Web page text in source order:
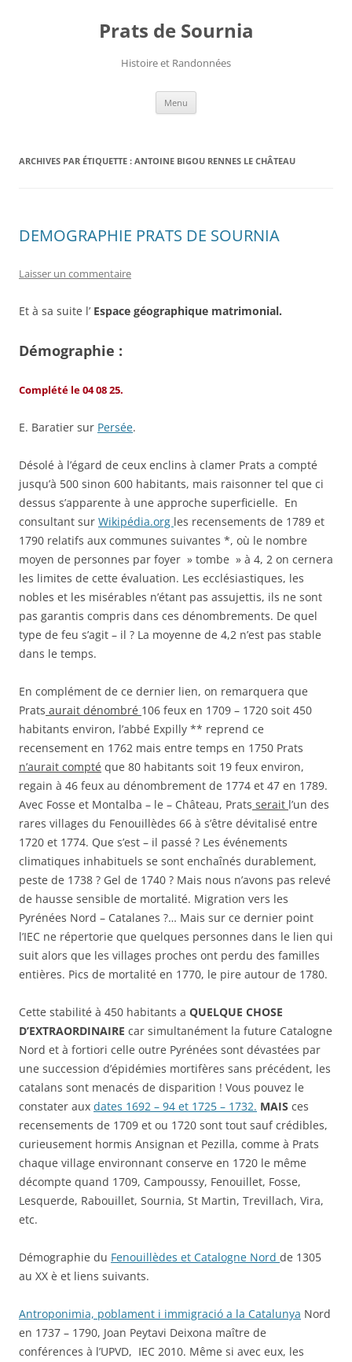
Prats de Sournia
Histoire et Randonnées
Menu
ARCHIVES PAR ÉTIQUETTE : ANTOINE BIGOU RENNES LE CHÂTEAU
DEMOGRAPHIE PRATS DE SOURNIA
Laisser un commentaire
Et à sa suite l’ Espace géographique matrimonial.
Démographie :
Complété le 04 08 25.
E. Baratier sur Persée.
Désolé à l’égard de ceux enclins à clamer Prats a compté
jusqu’à 500 sinon 600 habitants, mais raisonner tel que ci
dessus s’apparente à une approche superficielle. En
consultant sur Wikipédia.org les recensements de 1789 et
1790 relatifs aux communes suivantes *, où le nombre
moyen de personnes par foyer » tombe » à 4, 2 on cernera
les limites de cette évaluation. Les ecclésiastiques, les
nobles et les misérables n’étant pas assujettis, ils ne sont
pas garantis compris dans ces dénombrements. De quel
type de feu s’agit – il ? La moyenne de 4,2 n’est pas stable
dans le temps.
En complément de ce dernier lien, on remarquera que
Prats aurait dénombré 106 feux en 1709 – 1720 soit 450
habitants environ, l’abbé Expilly ** reprend ce
recensement en 1762 mais entre temps en 1750 Prats
n’aurait compté que 80 habitants soit 19 feux environ,
regain à 46 feux au dénombrement de 1774 et 47 en 1789.
Avec Fosse et Montalba – le – Château, Prats serait l’un des
rares villages du Fenouillèdes 66 à s’être dévitalisé entre
1720 et 1774. Que s’est – il passé ? Les événements
climatiques inhabituels se sont enchaînés durablement,
peste de 1738 ? Gel de 1740 ? Mais nous n’avons pas relevé
de hausse sensible de mortalité. Migration vers les
Pyrénées Nord – Catalanes ?… Mais sur ce dernier point
l’IEC ne répertorie que quelques personnes dans le lien qui
suit alors que les villages proches ont perdu des familles
entières. Pics de mortalité en 1770, le pire autour de 1780.
Cette stabilité à 450 habitants a QUELQUE CHOSE
D’EXTRAORDINAIRE car simultanément la future Catalogne
Nord et à fortiori celle outre Pyrénées sont dévastées par
une succession d’épidémies mortifères sans précédent, les
catalans sont menacés de disparition ! Vous pouvez le
constater aux dates 1692 – 94 et 1725 – 1732. MAIS ces
recensements de 1709 et ou 1720 sont tout sauf crédibles,
curieusement hormis Ansignan et Pezilla, comme à Prats
chaque village environnant conserve en 1720 le même
décompte quand 1709, Campoussy, Fenouillet, Fosse,
Lesquerde, Rabouillet, Sournia, St Martin, Trevillach, Vira,
etc.
Démographie du Fenouillèdes et Catalogne Nord de 1305
au XX è et liens suivants.
Antroponimia, poblament i immigració a la Catalunya Nord
en 1737 – 1790, Joan Peytavi Deixona maître de
conférences à l’UPVD, IEC 2010. Même si avec eux, les